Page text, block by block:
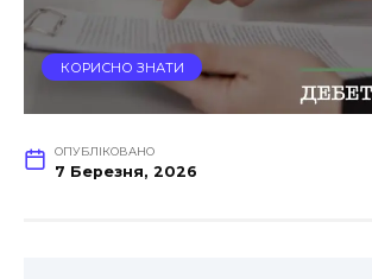
КОРИСНО ЗНАТИ
ОПУБЛІКОВАНО
7 Березня, 2026